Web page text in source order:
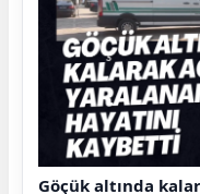
Göçük altında